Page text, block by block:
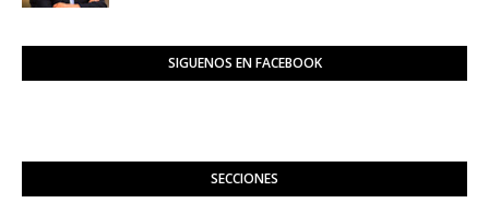
SIGUENOS EN FACEBOOK
SECCIONES